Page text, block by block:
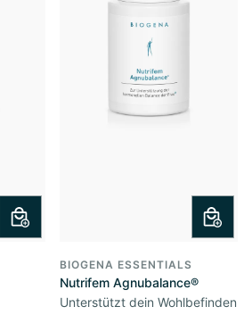
BIOGENA ESSENTIALS
Nutrifem Agnubalance®
Unterstützt dein Wohlbefinden